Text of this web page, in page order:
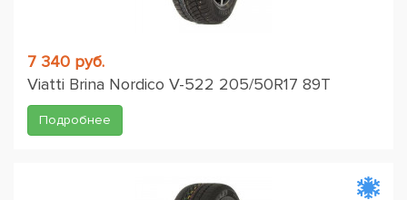
7 340 руб.
Viatti Brina Nordico V-522 205/50R17 89T
Подробнее